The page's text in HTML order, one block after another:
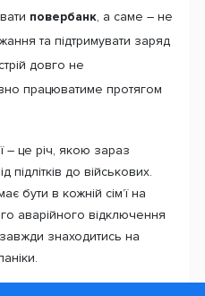
повербанк, а саме – не
та підтримувати заряд
довго не
працюватиме протягом
– це річ, якою зараз
підлітків до військових.
бути в кожній сім’ї на
аварійного відключення
знаходитись на